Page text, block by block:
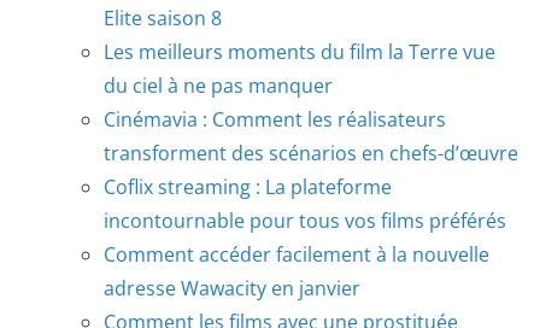
Elite saison 8
Les meilleurs moments du film la Terre vue
du ciel à ne pas manquer
Cinémavia : Comment les réalisateurs
transforment des scénarios en chefs-d’œuvre
Coflix streaming : La plateforme
incontournable pour tous vos films préférés
Comment accéder facilement à la nouvelle
adresse Wawacity en janvier
Comment les films avec une prostituée